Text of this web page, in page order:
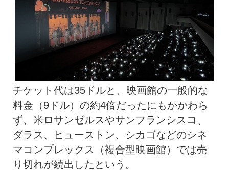
チケット代は35ドルと、映画館の一般的な
料金（9ドル）の約4倍だったにもかかわら
ず、米ロサンゼルスやサンフランシスコ、
ダラス、ヒューストン、シカゴなどのシネ
マコンプレックス（複合型映画館）では売
り切れが続出したという。